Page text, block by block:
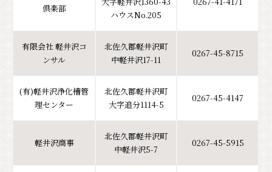
倶楽部
ハウスNo.205
有限会社 軽井沢コ
ンサル
北佐久郡軽井沢町
中軽井沢17-11
0267-45-8715
(有)軽井沢浄化槽管
理センター
北佐久郡軽井沢町
大字追分1114-5
0267-45-4147
軽井沢商事
北佐久郡軽井沢町
中軽井沢5-7
0267-45-5915